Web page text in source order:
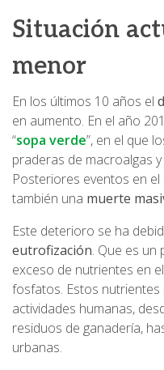
Situación
menor
En los últimos 10 años el
en aumento. En el año
“sopa verde”, en el que
praderas de macroalgas
Posteriores eventos en
también una muerte
Este deterioro se ha
eutrofización. Que es
exceso de nutrientes en
fosfatos. Estos
actividades humanas,
residuos de ganadería,
urbanas.